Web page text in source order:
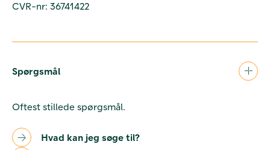
CVR-nr: 36741422
Spørgsmål
Oftest stillede spørgsmål.
Hvad kan jeg søge til?